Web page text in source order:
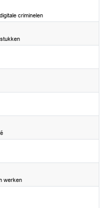
criminelen
werken